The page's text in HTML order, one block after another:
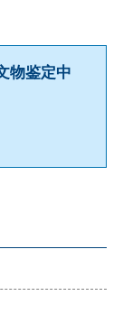
物鉴定中